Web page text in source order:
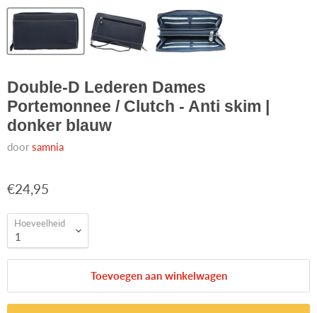
Double-D Lederen Dames
Portemonnee / Clutch - Anti skim |
donker blauw
doorsamnia
€24,95
Hoeveelheid
Toevoegen aan winkelwagen